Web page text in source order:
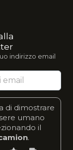
indirizzo email
di dimostrare
umano
il
.